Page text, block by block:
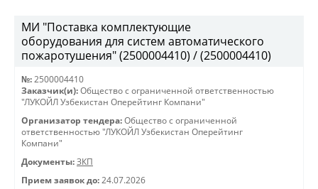
МИ "Поставка комплектующие
оборудования для систем автоматического
пожаротушения" (2500004410) / (2500004410)
№: 2500004410
Заказчик(и): Общество с ограниченной ответственностью
"ЛУКОЙЛ Узбекистан Оперейтинг Компани"
Организатор тендера: Общество с ограниченной
ответственностью "ЛУКОЙЛ Узбекистан Оперейтинг
Компани"
Документы: ЗКП
Прием заявок до: 24.07.2026